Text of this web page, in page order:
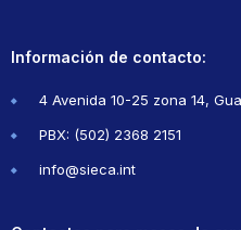
Información de contacto:
4 Avenida 10-25 zona 14,
PBX: (502) 2368 2151
info@sieca.int